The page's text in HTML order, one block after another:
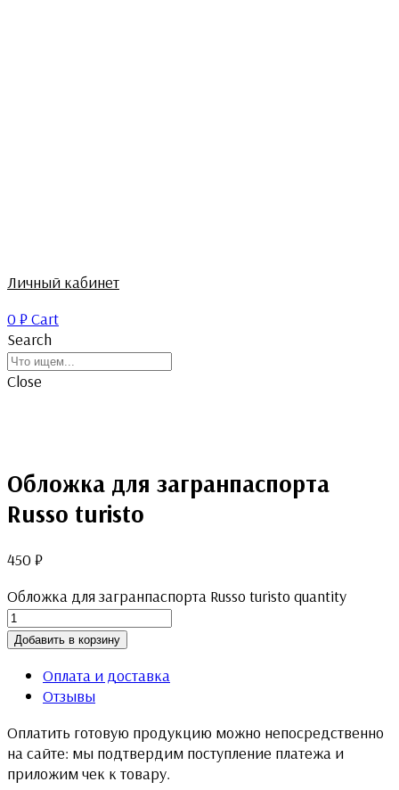
Личный кабинет
0 ₽Cart
Search
Close
Обложка для загранпаспорта
Russo turisto
450 ₽
Обложка для загранпаспорта Russo turisto quantity
Добавить в корзину
Оплата и доставка
Отзывы
Оплатить готовую продукцию можно непосредственно
на сайте: мы подтвердим поступление платежа и
приложим чек к товару.